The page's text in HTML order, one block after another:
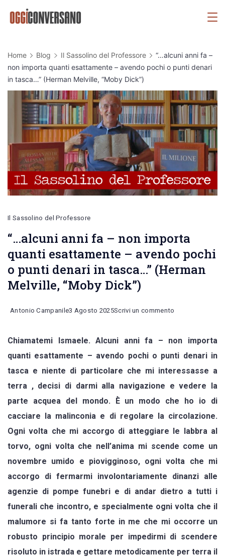
Home Blog Il Sassolino del Professore
“…alcuni anni fa –
non importa quanti esattamente – avendo pochi o punti denari
in tasca…” (Herman Melville, “Moby Dick”)
Il Sassolino del Professore
“…alcuni anni fa – non importa
quanti esattamente – avendo pochi
o punti denari in tasca…” (Herman
Melville, “Moby Dick”)
Antonio Campanile3 Agosto 2025Scrivi un commento
alcuni
anni
fa
–
non
importa
quanti
esattamente
–
avendo
pochi
o
punti
denari
in
Chiamatemi Ismaele. Alcuni anni fa – non importa
quanti esattamente – avendo pochi o punti denari in
tasca e niente di particolare che mi interessasse a
terra , decisi di darmi alla navigazione e vedere la
parte acquea del mondo. È un modo che ho io di
cacciare la malinconia e di regolare la circolazione.
Ogni volta che mi accorgo di atteggiare le labbra al
torvo, ogni volta che nell’anima mi scende come un
novembre umido e piovigginoso, ogni volta che mi
accorgo di fermarmi involontariamente dinanzi alle
agenzie di pompe funebri e di andar dietro a tutti i
funerali che incontro, e specialmente ogni volta che il
malumore si fa tanto forte in me che mi occorre un
robusto principio morale per impedirmi di scendere
risoluto in istrada e gettare metodicamente per terra il